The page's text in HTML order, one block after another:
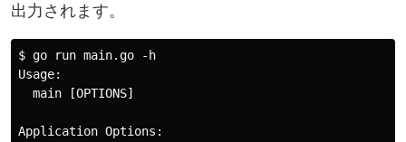
出力されます。
$ go run main.go -h
Usage:
  main [OPTIONS]
Application Options: